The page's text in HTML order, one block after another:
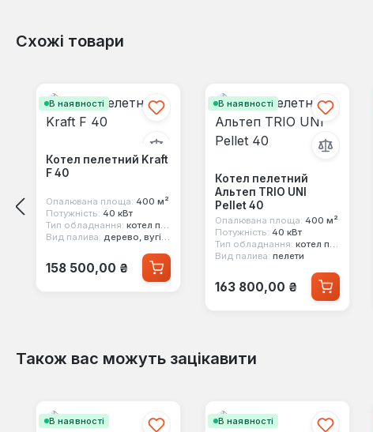
Схожі товари
В наявності
Котел пелетний Kraft
F 40
Опалювана площа: 400 м²
Потужність: 40 кВт
Тип обладнання: котел пелетний
Вид палива: дерево, вугілля, пелети
Звичайна ціна:
158 500,00 ₴
В наявності
Котел пелетний
Альтеп TRIO UNI
Pellet 40
Опалювана площа: 400 м²
Потужність: 40 кВт
Тип обладнання: котел пелетний
Вид палива: пелети
Звичайна ціна:
163 800,00 ₴
Також вас можуть зацікавити
В наявності В наявності